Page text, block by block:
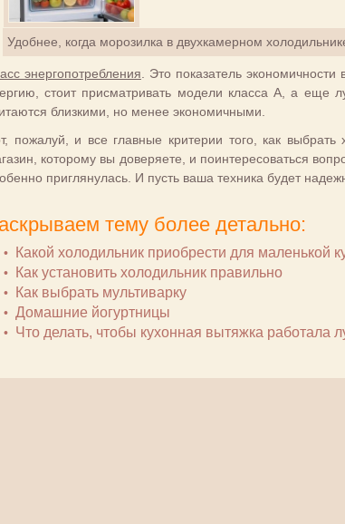
Удобнее, когда морозилка в двухкамерном
энергопотребления . Это показатель
стоит присматривать модели класса А, а
близкими, но менее экономичными.
пожалуй, и все главные критерии того, как
которому вы доверяете, и поинтересоваться
приглянулась. И пусть ваша техника будет
тему более детально:
Какой холодильник приобрести для маленькой
Как установить холодильник правильно
Как выбрать мультиварку
Домашние йогуртницы
Что делать, чтобы кухонная вытяжка работала